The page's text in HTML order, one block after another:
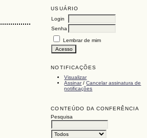
USUÁRIO
Login
Senha
Lembrar de mim
NOTIFICAÇÕES
Visualizar
Assinar/Cancelar assinatura de
notificações
CONTEÚDO DA CONFERÊNCIA
Pesquisa